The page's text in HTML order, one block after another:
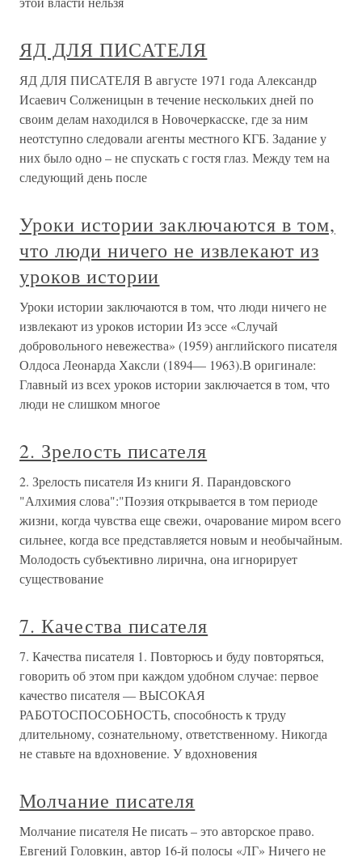
ЯД ДЛЯ ПИСАТЕЛЯ
ЯД ДЛЯ ПИСАТЕЛЯ В августе 1971 года Александр
Исаевич Солженицын в течение нескольких дней по
своим делам находился в Новочеркасске, где за ним
неотступно следовали агенты местного КГБ. Задание у
них было одно – не спускать с гостя глаз. Между тем на
следующий день после
Уроки истории заключаются в том,
что люди ничего не извлекают из
уроков истории
Уроки истории заключаются в том, что люди ничего не
извлекают из уроков истории Из эссе «Случай
добровольного невежества» (1959) английского писателя
Олдоса Леонарда Хаксли (1894— 1963).В оригинале:
Главный из всех уроков истории заключается в том, что
люди не слишком многое
2. Зрелость писателя
2. Зрелость писателя Из книги Я. Парандовского
"Алхимия слова":"Поэзия открывается в том периоде
жизни, когда чувства еще свежи, очарование миром всего
сильнее, когда все представляется новым и необычайным.
Молодость субъективно лирична, она игнорирует
существование
7. Качества писателя
7. Качества писателя 1. Повторюсь и буду повторяться,
говорить об этом при каждом удобном случае: первое
качество писателя — ВЫСОКАЯ
РАБОТОСПОСОБНОСТЬ, способность к труду
длительному, сознательному, ответственному. Никогда
не ставьте на вдохновение. У вдохновения
Молчание писателя
Молчание писателя Не писать – это авторское право.
Евгений Головкин, автор 16-й полосы «ЛГ» Ничего не